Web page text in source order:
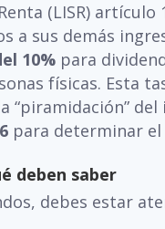
(LISR)
a sus demás
10% para
físicas. Esta
“piramidación”
para determinar
deben saber
debes estar